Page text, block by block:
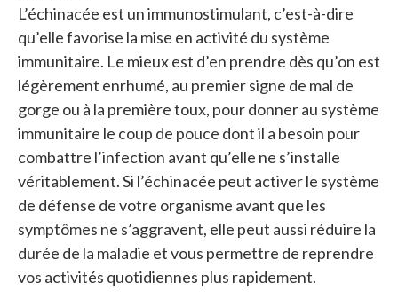
L’échinacée est un immunostimulant, c’est-à-dire
qu’elle favorise la mise en activité du système
immunitaire. Le mieux est d’en prendre dès qu’on est
légèrement enrhumé, au premier signe de mal de
gorge ou à la première toux, pour donner au système
immunitaire le coup de pouce dont il a besoin pour
combattre l’infection avant qu’elle ne s’installe
véritablement. Si l’échinacée peut activer le système
de défense de votre organisme avant que les
symptômes ne s’aggravent, elle peut aussi réduire la
durée de la maladie et vous permettre de reprendre
vos activités quotidiennes plus rapidement.